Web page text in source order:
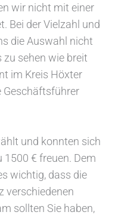
wir nicht mit einer
Bei der Vielzahl und
die Auswahl nicht
sehen wie breit
im Kreis Höxter
Geschäftsführer
und konnten sich
1500 € freuen. Dem
wichtig, dass die
verschiedenen
sollten Sie haben,